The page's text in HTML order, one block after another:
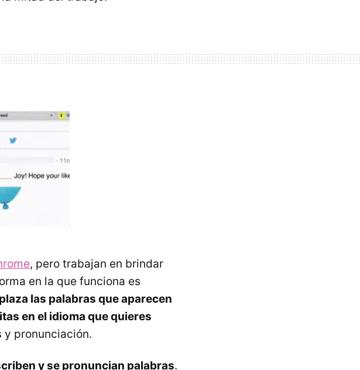
, pero trabajan en brindar
en la que funciona es
las palabras que aparecen
en el idioma que quieres
pronunciación.
y se pronuncian palabras.